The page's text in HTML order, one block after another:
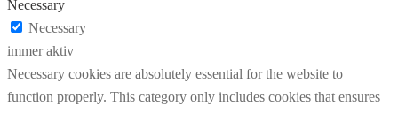
Necessary
Necessary
immer aktiv
Necessary cookies are absolutely essential for the website to
function properly. This category only includes cookies that ensures